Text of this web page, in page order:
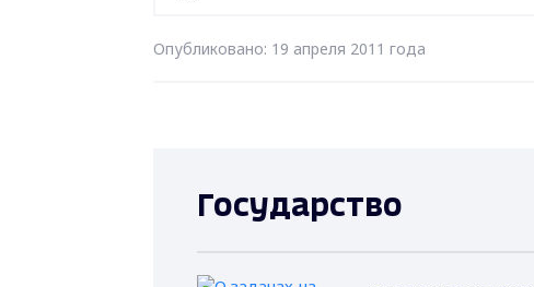
Опубликовано: 19 апреля 2011 года
Государство